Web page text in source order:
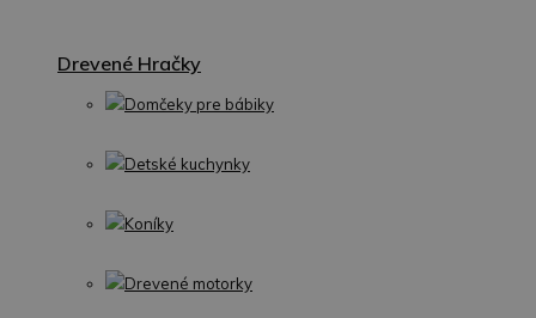
Drevené Hračky
Domčeky pre bábiky
Detské kuchynky
Koníky
Drevené motorky